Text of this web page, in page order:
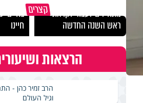
קצרים מתחילים לעבוד לקראת
ראש השנה החדשה
בחיים
חיינו
הרצאות
הרב זמיר כהן -
וגיל העולם